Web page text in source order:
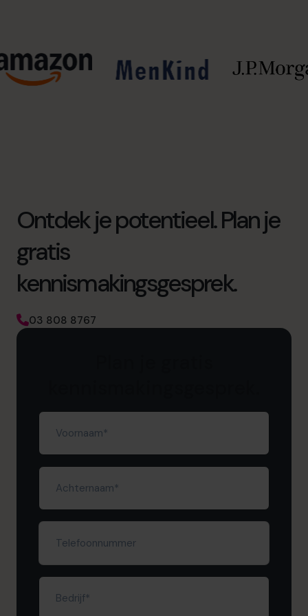
Ontdek je potentieel. Plan je
gratis
kennismakingsgesprek.
03 808 8767
Voornaam
Achternaam
Telefoonnummer
Bedrijf